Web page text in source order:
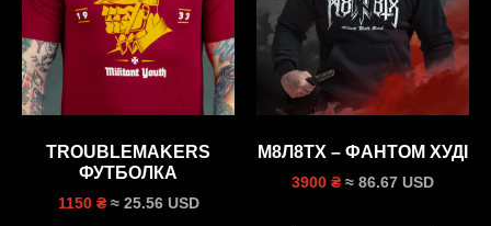
TROUBLEMAKERS
ФУТБОЛКА
1150 ₴ ≈ 25.56 USD
М8Л8ТХ – ФАНТОМ ХУДI
3900 ₴ ≈ 86.67 USD